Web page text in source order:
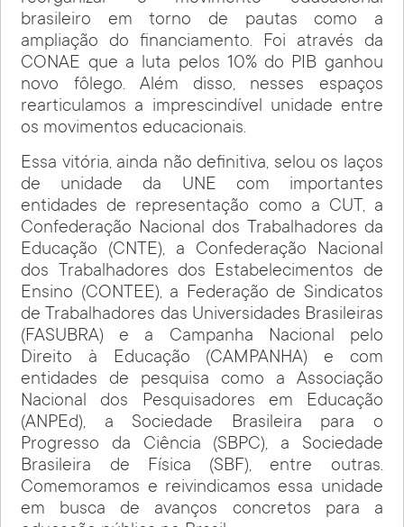
brasileiro em torno de pautas como a
ampliação do financiamento. Foi através da
CONAE que a luta pelos 10% do PIB ganhou
novo fôlego. Além disso, nesses espaços
rearticulamos a imprescindível unidade entre
os movimentos educacionais.
Essa vitória, ainda não definitiva, selou os laços
de unidade da UNE com importantes
entidades de representação como a CUT, a
Confederação Nacional dos Trabalhadores da
Educação (CNTE), a Confederação Nacional
dos Trabalhadores dos Estabelecimentos de
Ensino (CONTEE), a Federação de Sindicatos
de Trabalhadores das Universidades Brasileiras
(FASUBRA) e a Campanha Nacional pelo
Direito à Educação (CAMPANHA) e com
entidades de pesquisa como a Associação
Nacional dos Pesquisadores em Educação
(ANPEd), a Sociedade Brasileira para o
Progresso da Ciência (SBPC), a Sociedade
Brasileira de Física (SBF), entre outras.
Comemoramos e reivindicamos essa unidade
em busca de avanços concretos para a